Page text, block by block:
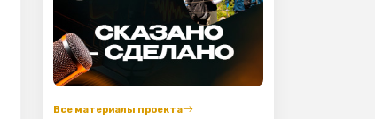
Все материалы проекта